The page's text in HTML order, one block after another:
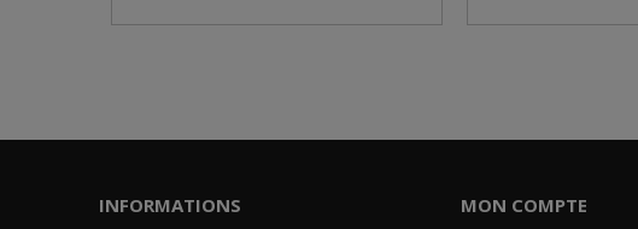
INFORMATIONS MON COMPTE